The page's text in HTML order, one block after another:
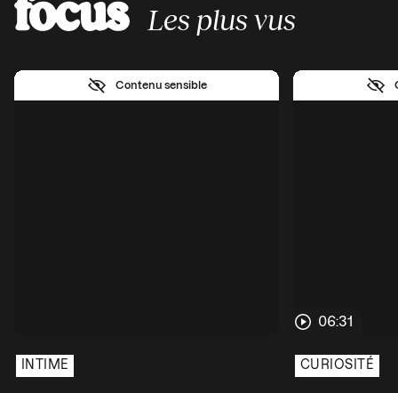
Les plus vus
Contenu sensible
INTIME
06:31
CURIOSITÉ